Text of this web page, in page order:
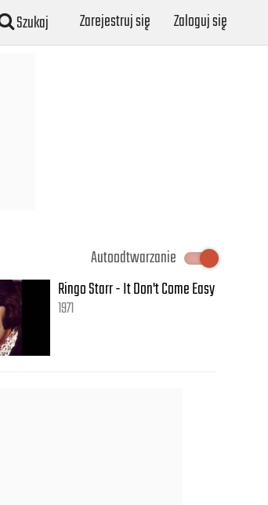
Szukaj Zarejestruj się Zaloguj się
Autoodtwarzanie
Ringo Starr - It Don't Come Easy
1971